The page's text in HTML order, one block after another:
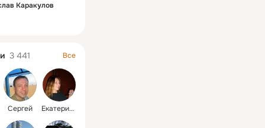
Каракулов
3 441 Все
Сергей Екатерина